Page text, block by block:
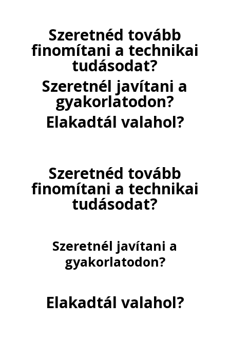
Szeretnéd tovább
finomítani a technikai
tudásodat?
Szeretnél javítani a
gyakorlatodon?
Elakadtál valahol?
Szeretnéd tovább
finomítani a technikai
tudásodat?
Szeretnél javítani a
gyakorlatodon?
Elakadtál valahol?